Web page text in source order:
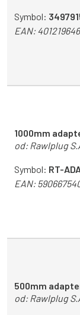
Symbol:
EAN:
1000mm
od: Rawlplug
Symbol: RT-
EAN:
500mm
od: Rawlplug